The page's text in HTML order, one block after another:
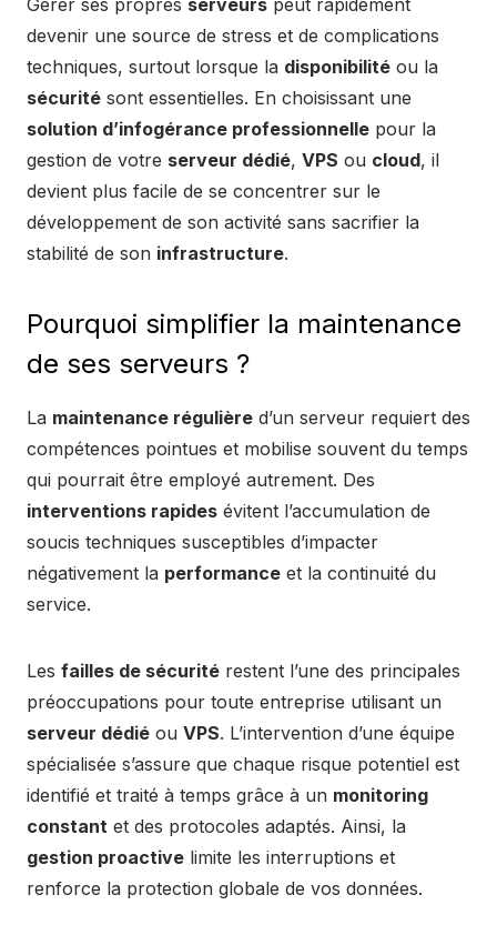
devenir une source de stress et de complications
techniques, surtout lorsque la disponibilité ou la
sécurité sont essentielles. En choisissant une
solution d’infogérance professionnelle pour la
gestion de votre serveur dédié, VPS ou cloud, il
devient plus facile de se concentrer sur le
développement de son activité sans sacrifier la
stabilité de son infrastructure.
Pourquoi simplifier la maintenance
de ses serveurs ?
La maintenance régulière d’un serveur requiert des
compétences pointues et mobilise souvent du temps
qui pourrait être employé autrement. Des
interventions rapides évitent l’accumulation de
soucis techniques susceptibles d’impacter
négativement la performance et la continuité du
service.
Les failles de sécurité restent l’une des principales
préoccupations pour toute entreprise utilisant un
serveur dédié ou VPS. L’intervention d’une équipe
spécialisée s’assure que chaque risque potentiel est
identifié et traité à temps grâce à un monitoring
constant et des protocoles adaptés. Ainsi, la
gestion proactive limite les interruptions et
renforce la protection globale de vos données.